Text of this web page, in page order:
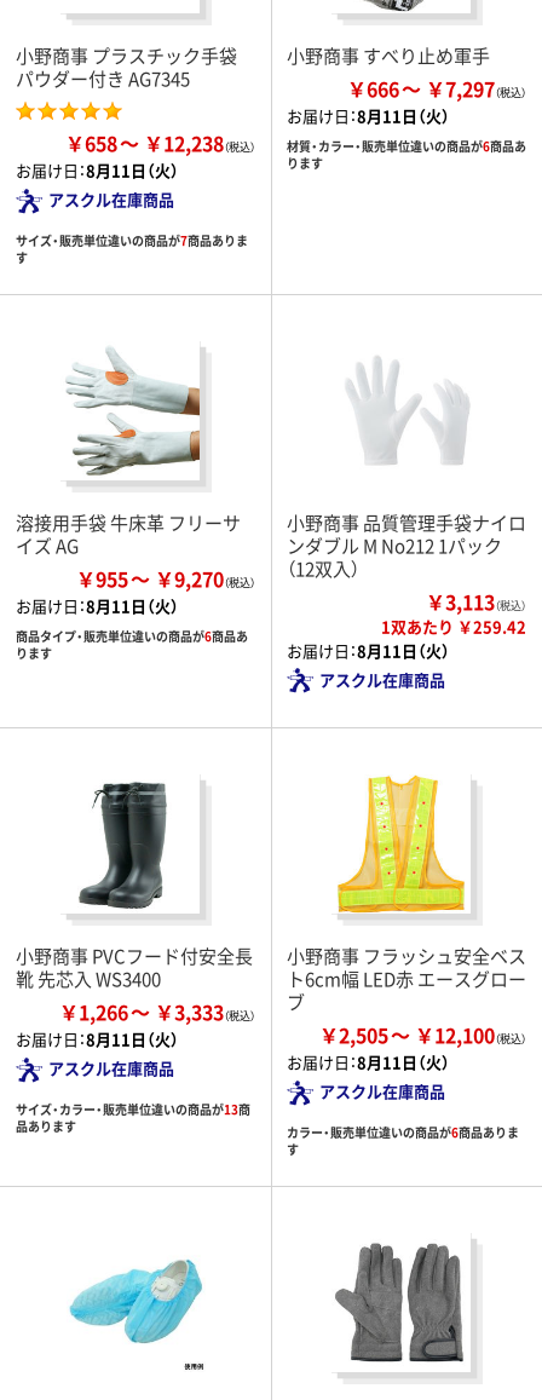
小野商事 プラスチック手袋
パウダー付き AG7345
￥658 ￥12,238
お届け日：8月11日（火）
アスクル在庫商品
サイズ・販売単位違いの商品が7商品ありま
す
小野商事 すべり止め軍手
￥666 ￥7,297
お届け日：8月11日（火）
材質・カラー・販売単位違いの商品が6商品あ
ります
溶接用手袋 牛床革 フリーサ
イズ AG
￥955 ￥9,270
お届け日：8月11日（火）
商品タイプ・販売単位違いの商品が6商品あ
ります
小野商事 品質管理手袋ナイロ
ンダブル M No212 1パック
（12双入）
￥3,113（税込）
1双あたり ￥259.42
お届け日：8月11日（火）
アスクル在庫商品
小野商事 PVCフード付安全長
靴 先芯入 WS3400
￥1,266 ￥3,333
お届け日：8月11日（火）
アスクル在庫商品
サイズ・カラー・販売単位違いの商品が13商
品あります
小野商事 フラッシュ安全ベス
ト6cm幅 LED赤 エースグロー
ブ
￥2,505 ￥12,100
お届け日：8月11日（火）
アスクル在庫商品
カラー・販売単位違いの商品が6商品ありま
す